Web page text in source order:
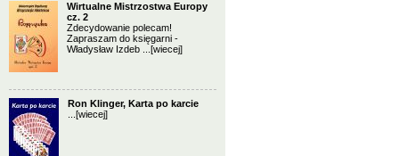
Wirtualne Mistrzostwa Europy
cz. 2
Zdecydowanie polecam!
Zapraszam do księgarni -
Władysław Izdeb ... [wiecej]
Ron Klinger, Karta po karcie
[wiecej]